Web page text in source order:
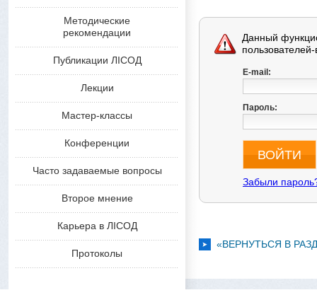
Методические
рекомендации
Публикации ЛІСОД
Лекции
Мастер-классы
Конференции
Часто задаваемые вопросы
Второе мнение
Карьера в ЛІСОД
Протоколы
Данный
E-mail:
Пароль:
ВОЙТИ
Забыли
«ВЕРНУТЬСЯ В